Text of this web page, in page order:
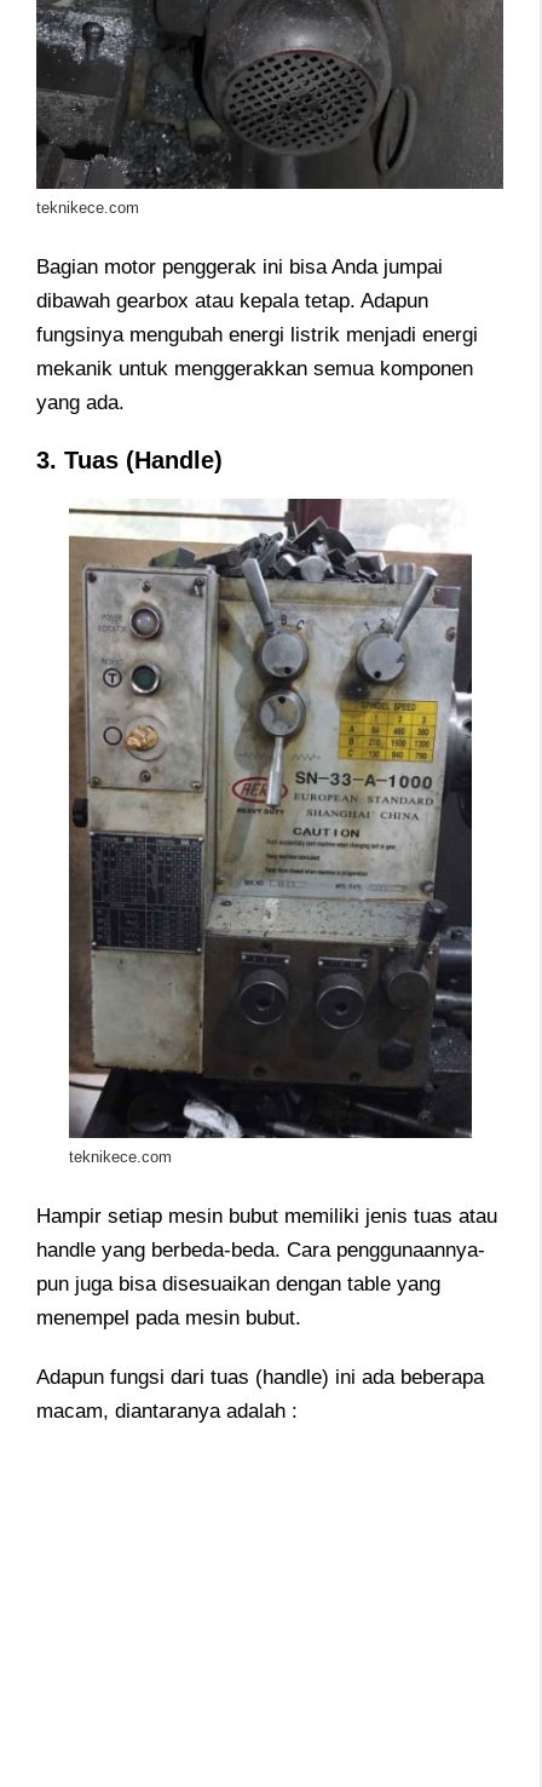
teknikece.com
Bagian motor penggerak ini bisa Anda jumpai
dibawah gearbox atau kepala tetap. Adapun
fungsinya mengubah energi listrik menjadi energi
mekanik untuk menggerakkan semua komponen
yang ada.
3. Tuas (Handle)
teknikece.com
Hampir setiap mesin bubut memiliki jenis tuas atau
handle yang berbeda-beda. Cara penggunaannya-
pun juga bisa disesuaikan dengan table yang
menempel pada mesin bubut.
Adapun fungsi dari tuas (handle) ini ada beberapa
macam, diantaranya adalah :